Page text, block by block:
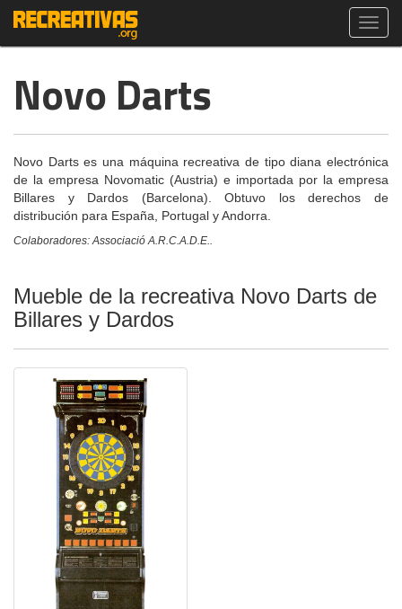
Novo Darts
Novo Darts es una máquina recreativa de tipo diana electrónica
de la empresa Novomatic (Austria) e importada por la empresa
Billares y Dardos (Barcelona). Obtuvo los derechos de
distribución para España, Portugal y Andorra.
Colaboradores: Associació A.R.C.A.D.E..
Mueble de la recreativa Novo Darts de
Billares y Dardos